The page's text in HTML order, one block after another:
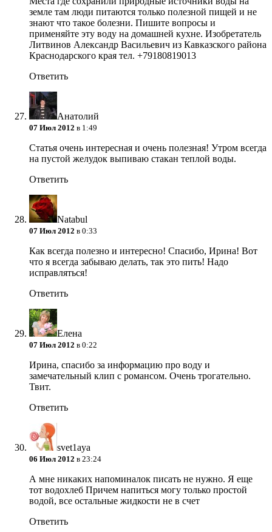
земле там люди питаются только полезной пищей и не
знают что такое болезни. Пишите вопросы и
применяйте эту воду на домашней кухне. Изобретатель
Литвинов Александр Васильевич из Кавказского района
Краснодарского края тел. +79180819013
Ответить
Анатолий
07 Июл 2012 в 1:49
Статья очень интересная и очень полезная! Утром всегда
на пустой желудок выпиваю стакан теплой воды.
Ответить
Natabul
07 Июл 2012 в 0:33
Как всегда полезно и интересно! Спасибо, Ирина! Вот
что я всегда забываю делать, так это пить! Надо
исправляться!
Ответить
Елена
07 Июл 2012 в 0:22
Ирина, спасибо за информацию про воду и
замечательный клип с романсом. Очень трогательно.
Твит.
Ответить
svet1aya
06 Июл 2012 в 23:24
А мне никаких напоминалок писать не нужно. Я еще
тот водохлеб Причем напиться могу только простой
водой, все остальные жидкости не в счет
Ответить